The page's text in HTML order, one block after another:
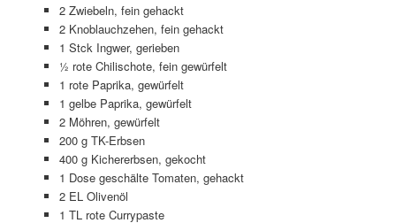
2 Zwiebeln, fein gehackt
2 Knoblauchzehen, fein gehackt
1 Stck Ingwer, gerieben
½ rote Chilischote, fein gewürfelt
1 rote Paprika, gewürfelt
1 gelbe Paprika, gewürfelt
2 Möhren, gewürfelt
200 g TK-Erbsen
400 g Kichererbsen, gekocht
1 Dose geschälte Tomaten, gehackt
2 EL Olivenöl
1 TL rote Currypaste